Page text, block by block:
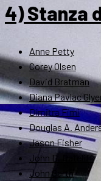
4) Stanza
Anne Petty
Corey Olsen
David Bratman
Diana Pavlac
Dimitra Fimi
Douglas A.
Jason Fisher
John D. Rateliff
John Garth